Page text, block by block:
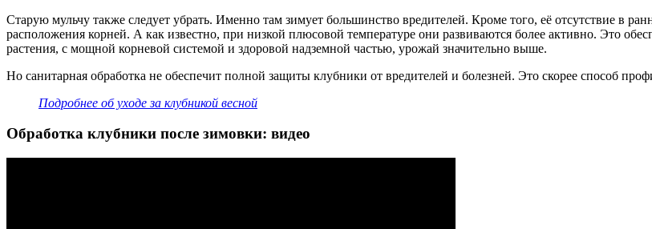
Старую мульчу также следует убрать. Именно там зимует большинство вредителей. Кроме того, её отсутствие в
расположения корней. А как известно, при низкой плюсовой температуре они развиваются более активно. Это
растения, с мощной корневой системой и здоровой надземной частью, урожай значительно выше.
Но санитарная обработка не обеспечит полной защиты клубники от вредителей и болезней. Это скорее способ
Подробнее об уходе за клубникой весной
Обработка клубники после зимовки: видео